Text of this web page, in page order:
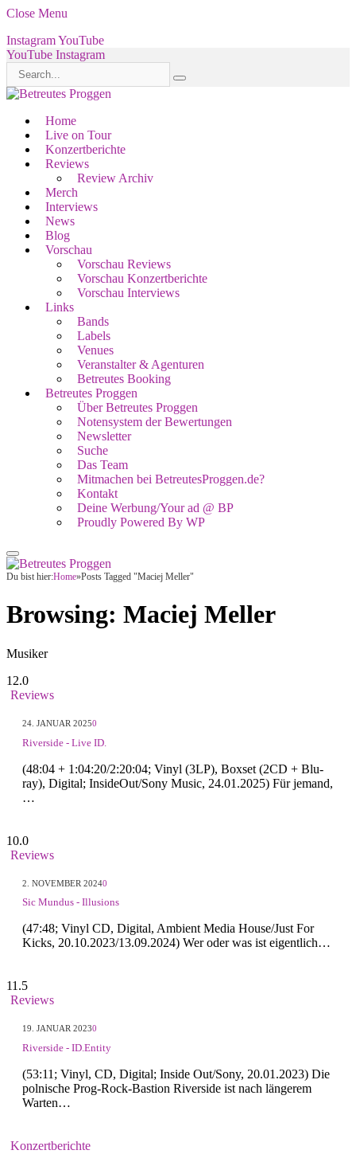
Close Menu
InstagramYouTube
YouTube Instagram
Home
Live on Tour
Konzertberichte
Reviews
Review Archiv
Merch
Interviews
News
Blog
Vorschau
Vorschau Reviews
Vorschau Konzertberichte
Vorschau Interviews
Links
Bands
Labels
Venues
Veranstalter & Agenturen
Betreutes Booking
Betreutes Proggen
Über Betreutes Proggen
Notensystem der Bewertungen
Newsletter
Suche
Das Team
Mitmachen bei BetreutesProggen.de?
Kontakt
Deine Werbung/Your ad @ BP
Proudly Powered By WP
Du bist hier:Home»Posts Tagged "Maciej Meller"
Browsing: Maciej Meller
Musiker
12.0
Reviews
24. JANUAR 20250
Riverside - Live ID.
(48:04 + 1:04:20/2:20:04; Vinyl (3LP), Boxset (2CD + Blu-
ray), Digital; InsideOut/Sony Music, 24.01.2025) Für jemand,
…
10.0
Reviews
2. NOVEMBER 20240
Sic Mundus - Illusions
(47:48; Vinyl CD, Digital, Ambient Media House/Just For
Kicks, 20.10.2023/13.09.2024) Wer oder was ist eigentlich…
11.5
Reviews
19. JANUAR 20230
Riverside - ID.Entity
(53:11; Vinyl, CD, Digital; Inside Out/Sony, 20.01.2023) Die
polnische Prog-Rock-Bastion Riverside ist nach längerem
Warten…
Konzertberichte